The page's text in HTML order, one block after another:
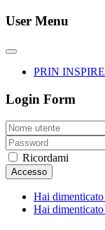
User Menu
PRIN INSPIRE
Login Form
Ricordami
Accesso
Hai
Hai